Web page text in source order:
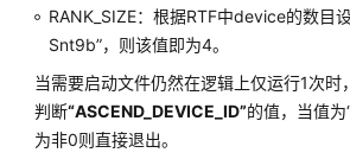
化
版
控
制
RANK_SIZE：根据RTF中device的数目
Snt9b”，则该值即为4。
当需要启动文件仍然在逻辑上仅运行1次时
判断“ASCEND_DEVICE_ID”的值，当值为
为非0则直接退出。